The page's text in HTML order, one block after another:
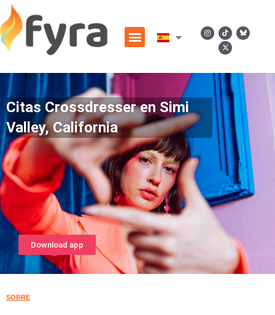
Citas Crossdresser en Simi
Valley, California
Download app
SOBRE